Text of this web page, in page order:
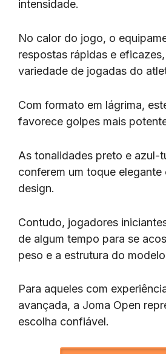
intensidade.
No calor do jogo, o
respostas rápidas e
variedade de jogadas do
Com formato em lágrima,
favorece golpes mais
As tonalidades preto e azul-
conferem um toque
design.
Contudo, jogadores
de algum tempo para se
peso e a estrutura do
Para aqueles com
avançada, a Joma Open
escolha confiável.